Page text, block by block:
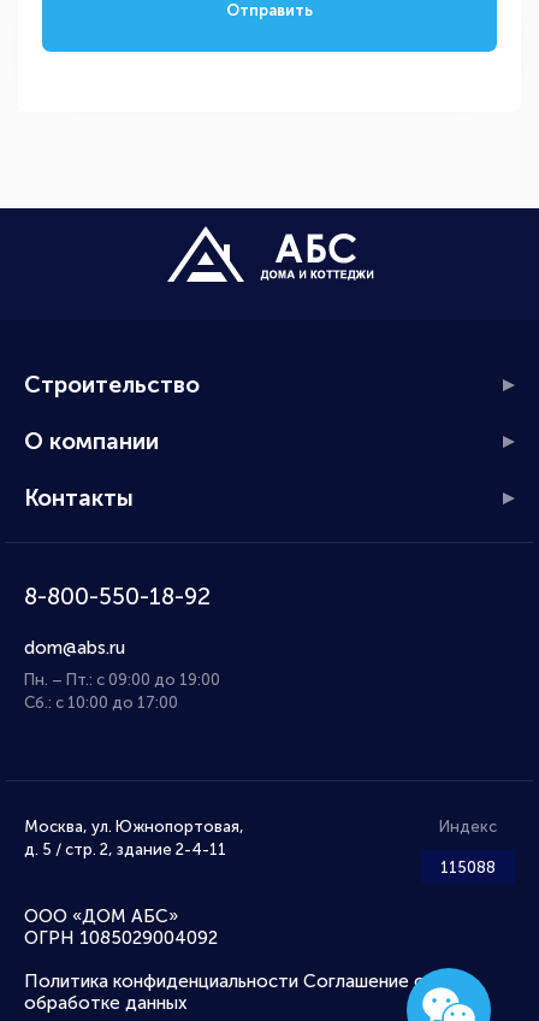
Отправить
Строительство
О компании
Контакты
8-800-550-18-92
dom@abs.ru
Пн. – Пт.: с 09:00 до 19:00
Сб.: с 10:00 до 17:00
Москва, ул. Южнопортовая,
д. 5 / стр. 2, здание 2-4-11
Индекс
115088
ООО «ДОМ АБС»
ОГРН 1085029004092
Политика конфиденциальности Соглашение об
обработке данных